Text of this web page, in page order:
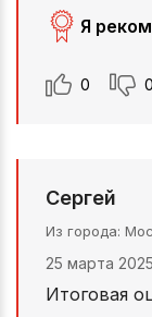
Я
0 0
Сергей
Из города
25 марта 2025
Итоговая